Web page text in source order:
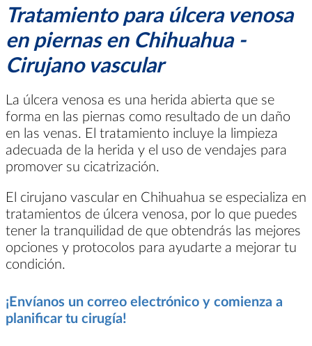
Tratamiento para úlcera venosa
en piernas en Chihuahua -
Cirujano vascular
La úlcera venosa es una herida abierta que se
forma en las piernas como resultado de un daño
en las venas. El tratamiento incluye la limpieza
adecuada de la herida y el uso de vendajes para
promover su cicatrización.
El cirujano vascular en Chihuahua se especializa en
tratamientos de úlcera venosa, por lo que puedes
tener la tranquilidad de que obtendrás las mejores
opciones y protocolos para ayudarte a mejorar tu
condición.
¡Envíanos un correo electrónico y comienza a
planificar tu cirugía!